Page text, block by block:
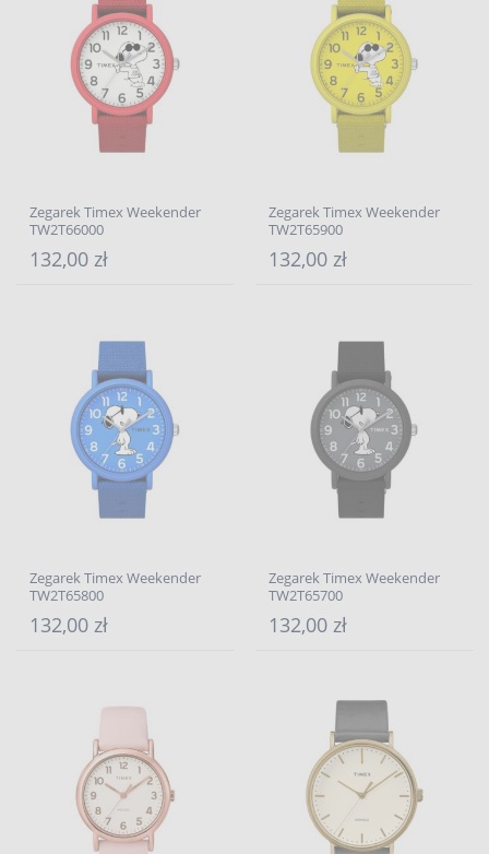
Zegarek Timex Weekender
TW2T66000
132,00 zł
Zegarek Timex Weekender
TW2T65900
132,00 zł
Zegarek Timex Weekender
TW2T65800
132,00 zł
Zegarek Timex Weekender
TW2T65700
132,00 zł